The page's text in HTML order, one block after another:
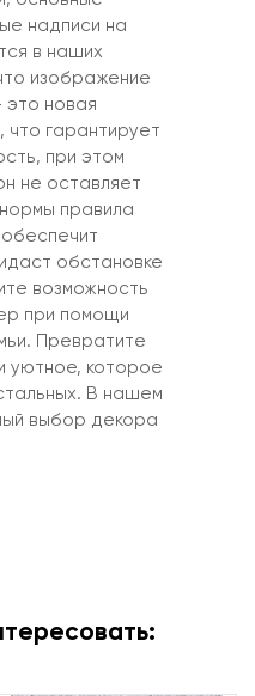
надписи на
в наших
изображение
это новая
что гарантирует
при этом
не оставляет
правила
обстановке
возможность
при помощи
Превратите
уютное, которое
В нашем
выбор декора